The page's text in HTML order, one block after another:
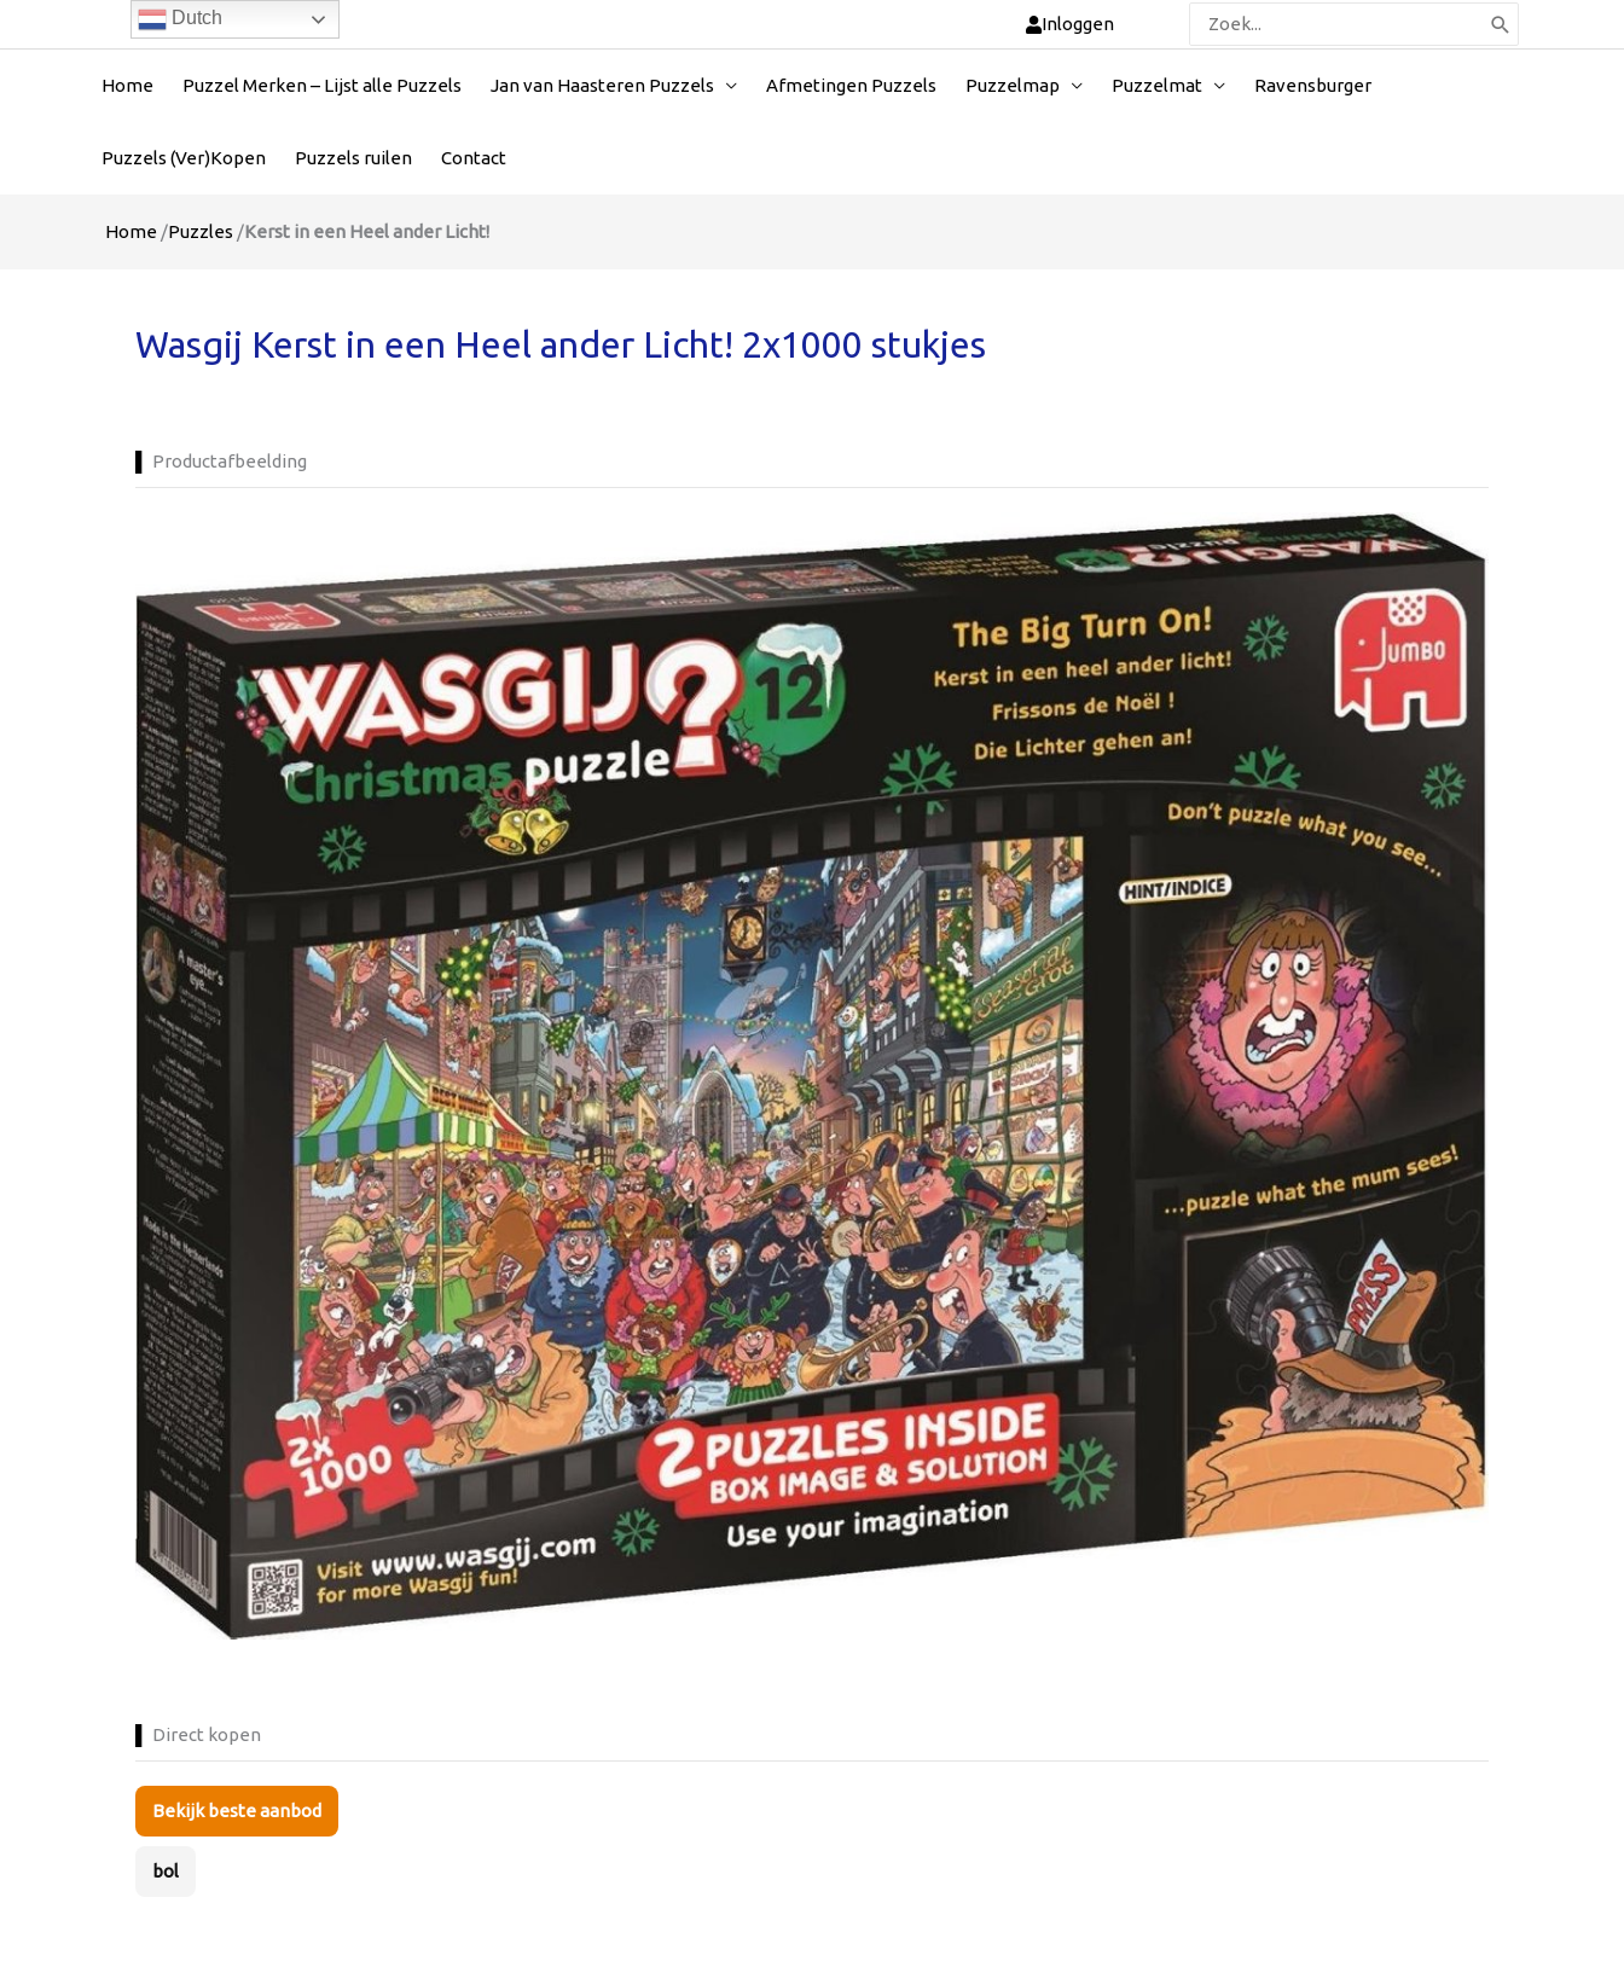
Inloggen
Zoeken
naar:
Home Puzzel Merken – Lijst alle Puzzels Jan van Haasteren Puzzels Afmetingen Puzzels Puzzelmap Puzzelmat Ravensburger
Puzzels (Ver)Kopen Puzzels ruilen Contact
Home /Puzzles /Kerst in een Heel ander Licht!
Wasgij Kerst in een Heel ander Licht! 2x1000 stukjes
Productafbeelding
Direct kopen
Bekijk beste aanbod
bol
Dutch